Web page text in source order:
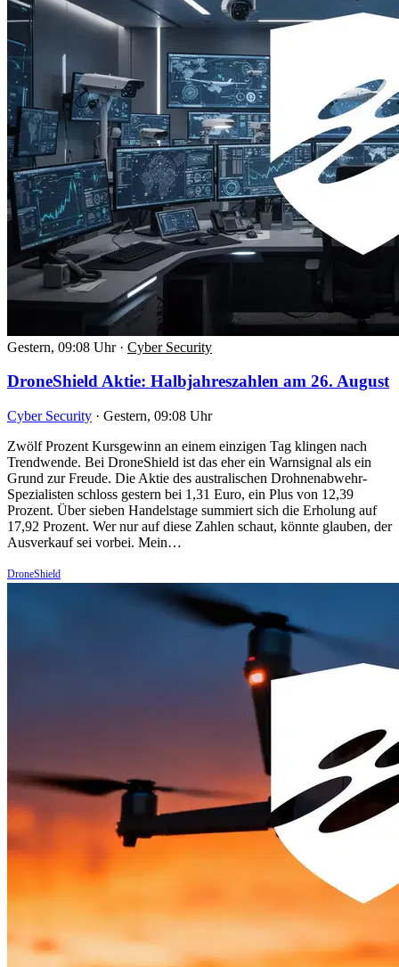
Gestern, 09:08 Uhr · Cyber Security
DroneShield Aktie: Halbjahreszahlen am 26. August
Cyber Security · Gestern, 09:08 Uhr
Zwölf Prozent Kursgewinn an einem einzigen Tag klingen nach
Trendwende. Bei DroneShield ist das eher ein Warnsignal als ein
Grund zur Freude. Die Aktie des australischen Drohnenabwehr-
Spezialisten schloss gestern bei 1,31 Euro, ein Plus von 12,39
Prozent. Über sieben Handelstage summiert sich die Erholung auf
17,92 Prozent. Wer nur auf diese Zahlen schaut, könnte glauben, der
Ausverkauf sei vorbei. Mein…
DroneShield